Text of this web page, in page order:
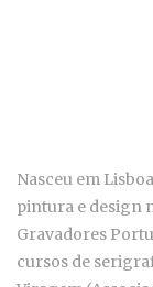
Nasceu em
pintura e design
Gravadores
cursos de